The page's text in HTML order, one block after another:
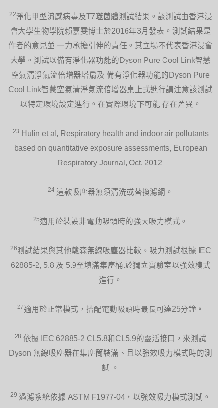
22淨化甲型流感病毒及T7噬菌體測試結果。該測試由香港浸
會大學生物學院賴嘉雯博士於2016年3月發表。測試結果是
作者的意見並 一力承擔引伸的責任。其立場不代表香港浸會
大學。測試以備有淨化器功能的Dyson Pure Cool Link智慧
空氣清淨氣流倍增器塔扇及 備有淨化器功能的Dyson Pure
Cool Link智慧空氣清淨氣流倍增器桌上式進行請注意該測試
以特定環境設定進行。在實際環境下可能 存在差異。
23
Hulin et al, Respiratory health and indoor air pollutants
based on quantitative exposure assessments, European
Respiratory Journal, Oct. 2012.
24 這款吸塵器無須清洗或替換濾網。
25適用於裝設非電動吸頭時的強大吸力模式。
26測試結果與其他戴森無線吸塵器比較。吸力測試根據 IEC
62885-2, 5.8 及 5.9至填滿集塵桶.於獨立實驗室以強效模式
進行。
27適用於正常模式，搭配電動吸頭時最長可達25分鐘。
28 依據 IEC 62885-2 CL5.8和CL5.9的靈活接口，來測試
Dyson 無線吸塵器在集塵筒裝滿、且以強效吸力模式時的測
試 。
29 過濾系統依據 ASTM F1977-04，以強效吸力模式測試。